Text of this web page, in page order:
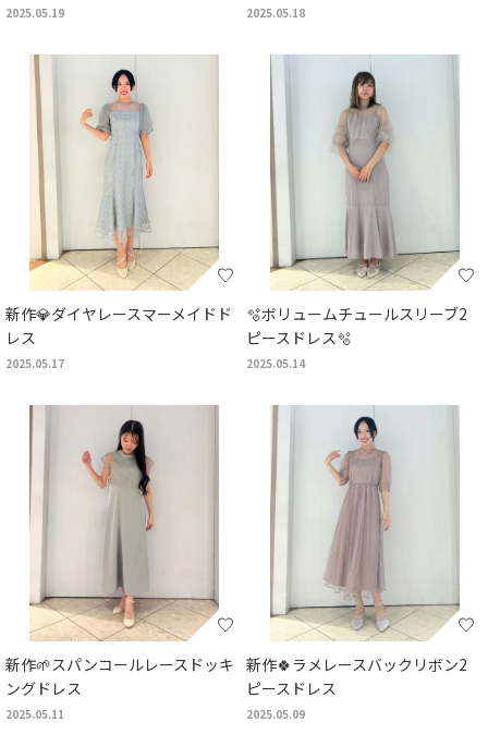
2025.05.19 2025.05.18
新作💎ダイヤレースマーメイドド
レス
2025.05.17
🫧ボリュームチュールスリーブ2
ピースドレス🫧
2025.05.14
新作🌱スパンコールレースドッキ
ングドレス
2025.05.11
新作🍀ラメレースバックリボン2
ピースドレス
2025.05.09